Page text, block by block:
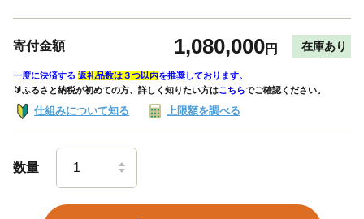
寄付金額 1,080,000円 在庫あり
一度に決済する 返礼品数は３つ以内を推奨しております。
🔰ふるさと納税が初めての方、詳しく知りたい方はこちらでご確認ください。
仕組みについて知る 上限額を調べる
数量